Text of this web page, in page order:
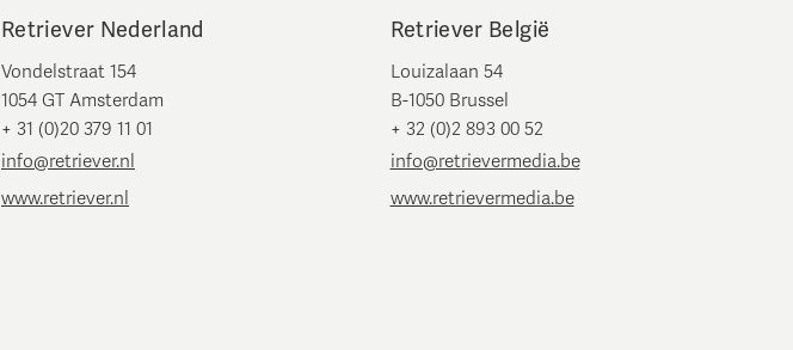
Retriever Nederland
Vondelstraat 154
1054 GT Amsterdam
+ 31 (0)20 379 11 01
info@retriever.nl
www.retriever.nl
Retriever België
Louizalaan 54
B-1050 Brussel
+ 32 (0)2 893 00 52
info@retrievermedia.be
www.retrievermedia.be